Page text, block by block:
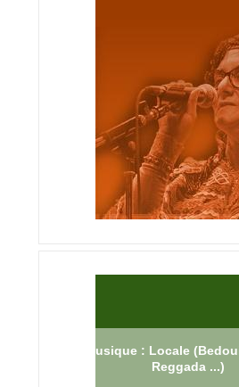
Musique : Locale
Reggada ...)